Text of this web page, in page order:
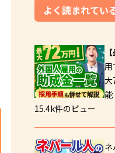
よく読まれてい
用
大
能
15.4k件のビュー